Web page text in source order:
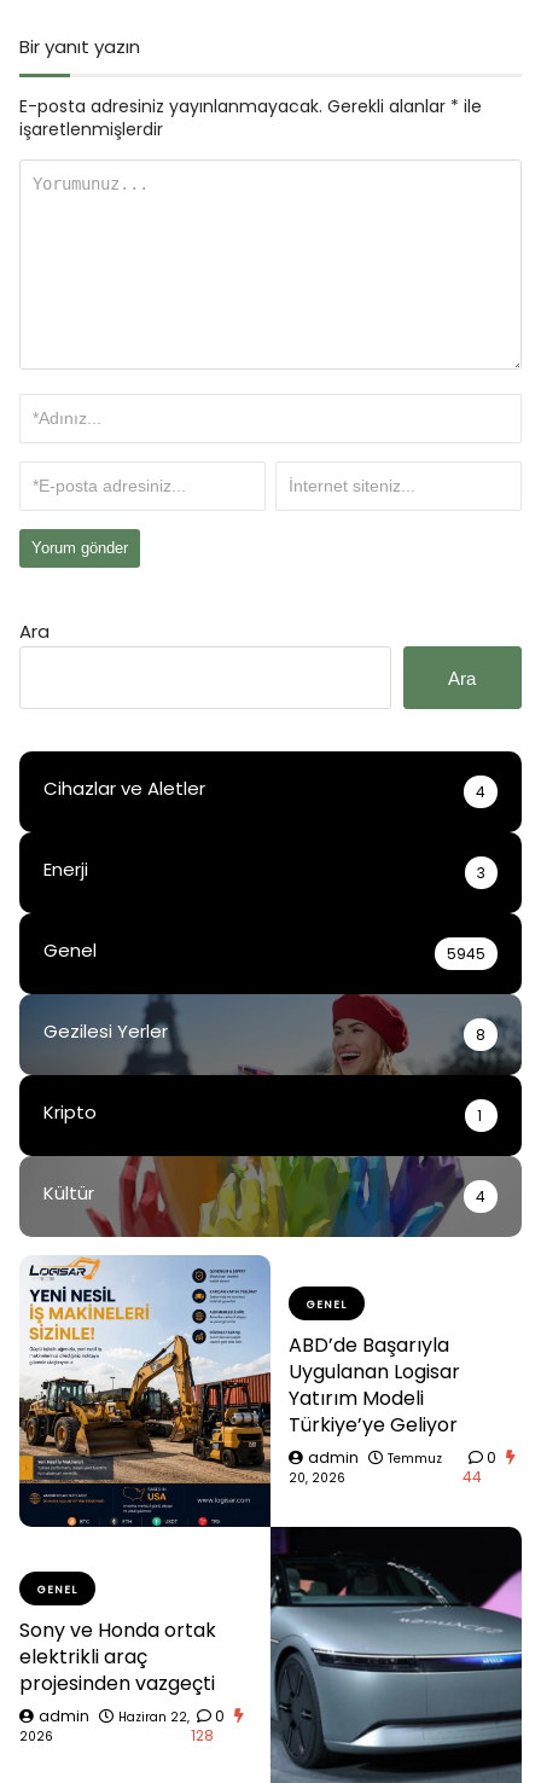
Bir yanıt yazın
E-posta adresiniz yayınlanmayacak. Gerekli alanlar * ile
işaretlenmişlerdir
Ara
Ara
Cihazlar ve Aletler 4
Enerji 3
Genel 5945
Gezilesi Yerler 8
Kripto 1
Kültür 4
GENEL
ABD’de Başarıyla
Uygulanan Logisar
Yatırım Modeli
Türkiye’ye Geliyor
admin
Temmuz
20, 2026
0
44
GENEL
Sony ve Honda ortak
elektrikli araç
projesinden vazgeçti
admin
Haziran 22,
2026
0
128